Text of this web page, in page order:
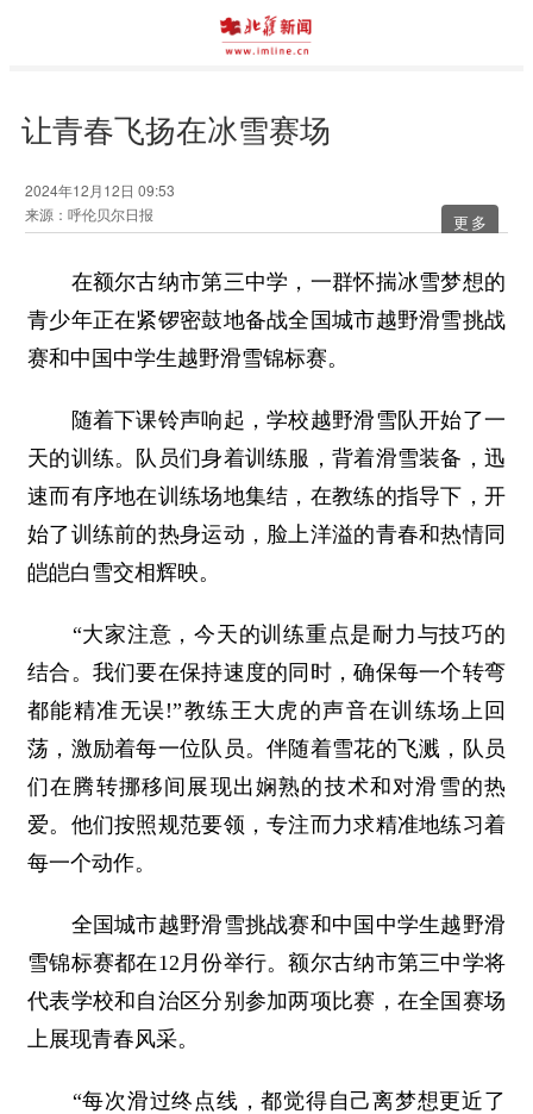
让青春飞扬在冰雪赛场
2024年12月12日 09:53
来源：呼伦贝尔日报
更多
在额尔古纳市第三中学，一群怀揣冰雪梦想的
青少年正在紧锣密鼓地备战全国城市越野滑雪挑战
赛和中国中学生越野滑雪锦标赛。
随着下课铃声响起，学校越野滑雪队开始了一
天的训练。队员们身着训练服，背着滑雪装备，迅
速而有序地在训练场地集结，在教练的指导下，开
始了训练前的热身运动，脸上洋溢的青春和热情同
皑皑白雪交相辉映。
“大家注意，今天的训练重点是耐力与技巧的
结合。我们要在保持速度的同时，确保每一个转弯
都能精准无误!”教练王大虎的声音在训练场上回
荡，激励着每一位队员。伴随着雪花的飞溅，队员
们在腾转挪移间展现出娴熟的技术和对滑雪的热
爱。他们按照规范要领，专注而力求精准地练习着
每一个动作。
全国城市越野滑雪挑战赛和中国中学生越野滑
雪锦标赛都在12月份举行。额尔古纳市第三中学将
代表学校和自治区分别参加两项比赛，在全国赛场
上展现青春风采。
“每次滑过终点线，都觉得自己离梦想更近了